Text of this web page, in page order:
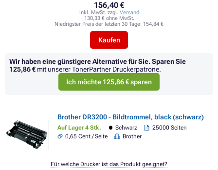
156,40 €
inkl. MwSt. zzgl. Versand
130,33 € ohne MwSt.
Niedrigster Preis der letzten 30 Tage: 154,84 €
Kaufen
Wir haben eine günstigere Alternative für Sie.Sparen Sie
125,86 € mit unserer TonerPartner Druckerpatrone.
Ich möchte 125,86 € sparen
Brother DR3200 - Bildtrommel, black (schwarz)
Auf Lager 4 Stk. Schwarz
25000 Seiten
0,65 Cent / Seite
Brother
Für welche Drucker ist das Produkt geeignet?